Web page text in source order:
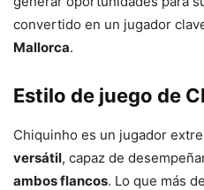
convertido en un jugador
Mallorca.
Estilo de juego de
Chiquinho es un jugador
versátil, capaz de
ambos flancos. Lo que más